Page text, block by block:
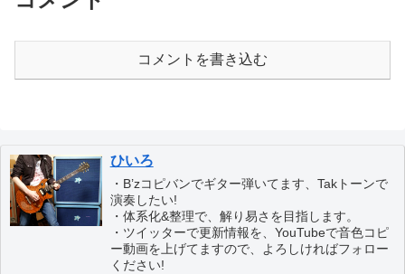
コメントを書き込む
ひいろ
・B’zコピバンでギター弾いてます、Takトーンで
演奏したい!
・体系化&整理で、解り易さを目指します。
・ツイッターで更新情報を、YouTubeで音色コピ
ー動画を上げてますので、よろしければフォロー
ください!